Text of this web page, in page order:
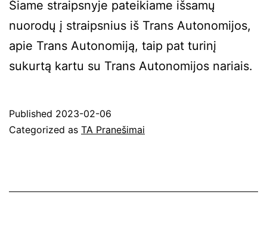
Šiame straipsnyje pateikiame išsamų
nuorodų į straipsnius iš Trans Autonomijos,
apie Trans Autonomiją, taip pat turinį
sukurtą kartu su Trans Autonomijos nariais.
Published 2023-02-06
Categorized as TA Pranešimai